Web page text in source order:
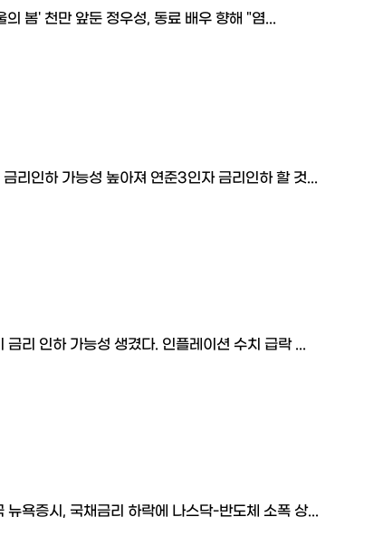
의 봄' 천만 앞둔 정우성, 동료 배우 향해 "염...
리인하 가능성 높아져 연준3인자 금리인하 할 것...
금리 인하 가능성 생겼다. 인플레이션 수치 급락 ...
뉴욕증시, 국채금리 하락에 나스닥-반도체 소폭 상...